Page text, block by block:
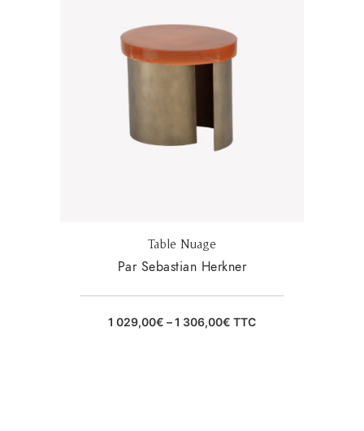
Table Nuage
Par Sebastian Herkner
1 029,00€ –1 306,00€ TTC